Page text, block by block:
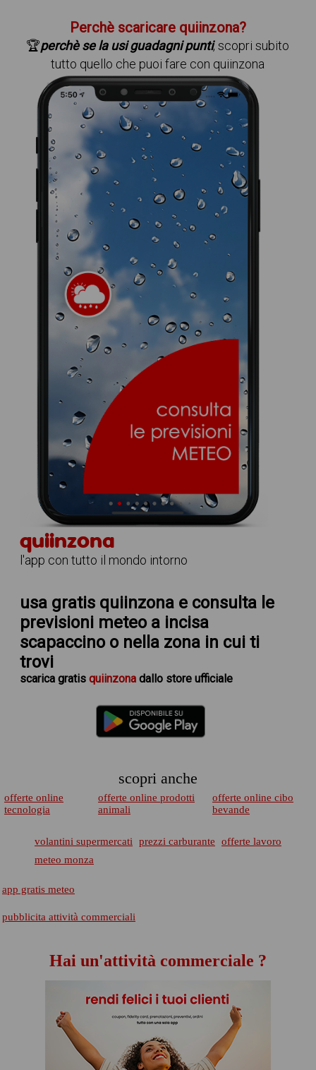
Perchè scaricare quiinzona?
🏆perchè se la usi guadagni punti, scopri subito
tutto quello che puoi fare con quiinzona
quiinzona
l'app con tutto il mondo intorno
usa gratis quiinzona e consulta le
previsioni meteo a incisa
scapaccinoo nella zona in cui ti
trovi
scarica gratis quiinzonadallo store ufficiale
scopri anche
offerte online
tecnologia
offerte online prodotti
animali
offerte online cibo
bevande
volantini supermercati prezzi carburante
offerte lavoro
meteo monza
app gratis meteo
pubblicita attività commerciali
Hai un'attività commerciale ?